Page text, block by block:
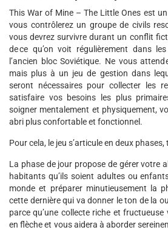
This War of Mine – The Little Ones est
vous contrôlerez un groupe de civils
vous devrez survivre durant un conflit
de ce qu’on voit régulièrement dans
l’ancien bloc Soviétique. Ne vous
mais plus à un jeu de gestion dans
seront nécessaires pour collecter les
satisfaire vos besoins les plus
soigner mentalement et physiquement,
abri plus confortable et fonctionnel.
Pour cela, le jeu s’articule en deux
La phase de jour propose de gérer votre
habitants qu’ils soient adultes ou
monde et préparer minutieusement la
cette dernière qui va donner le ton de la
parce qu’une collecte riche et
en flèche et vous aidera à aborder